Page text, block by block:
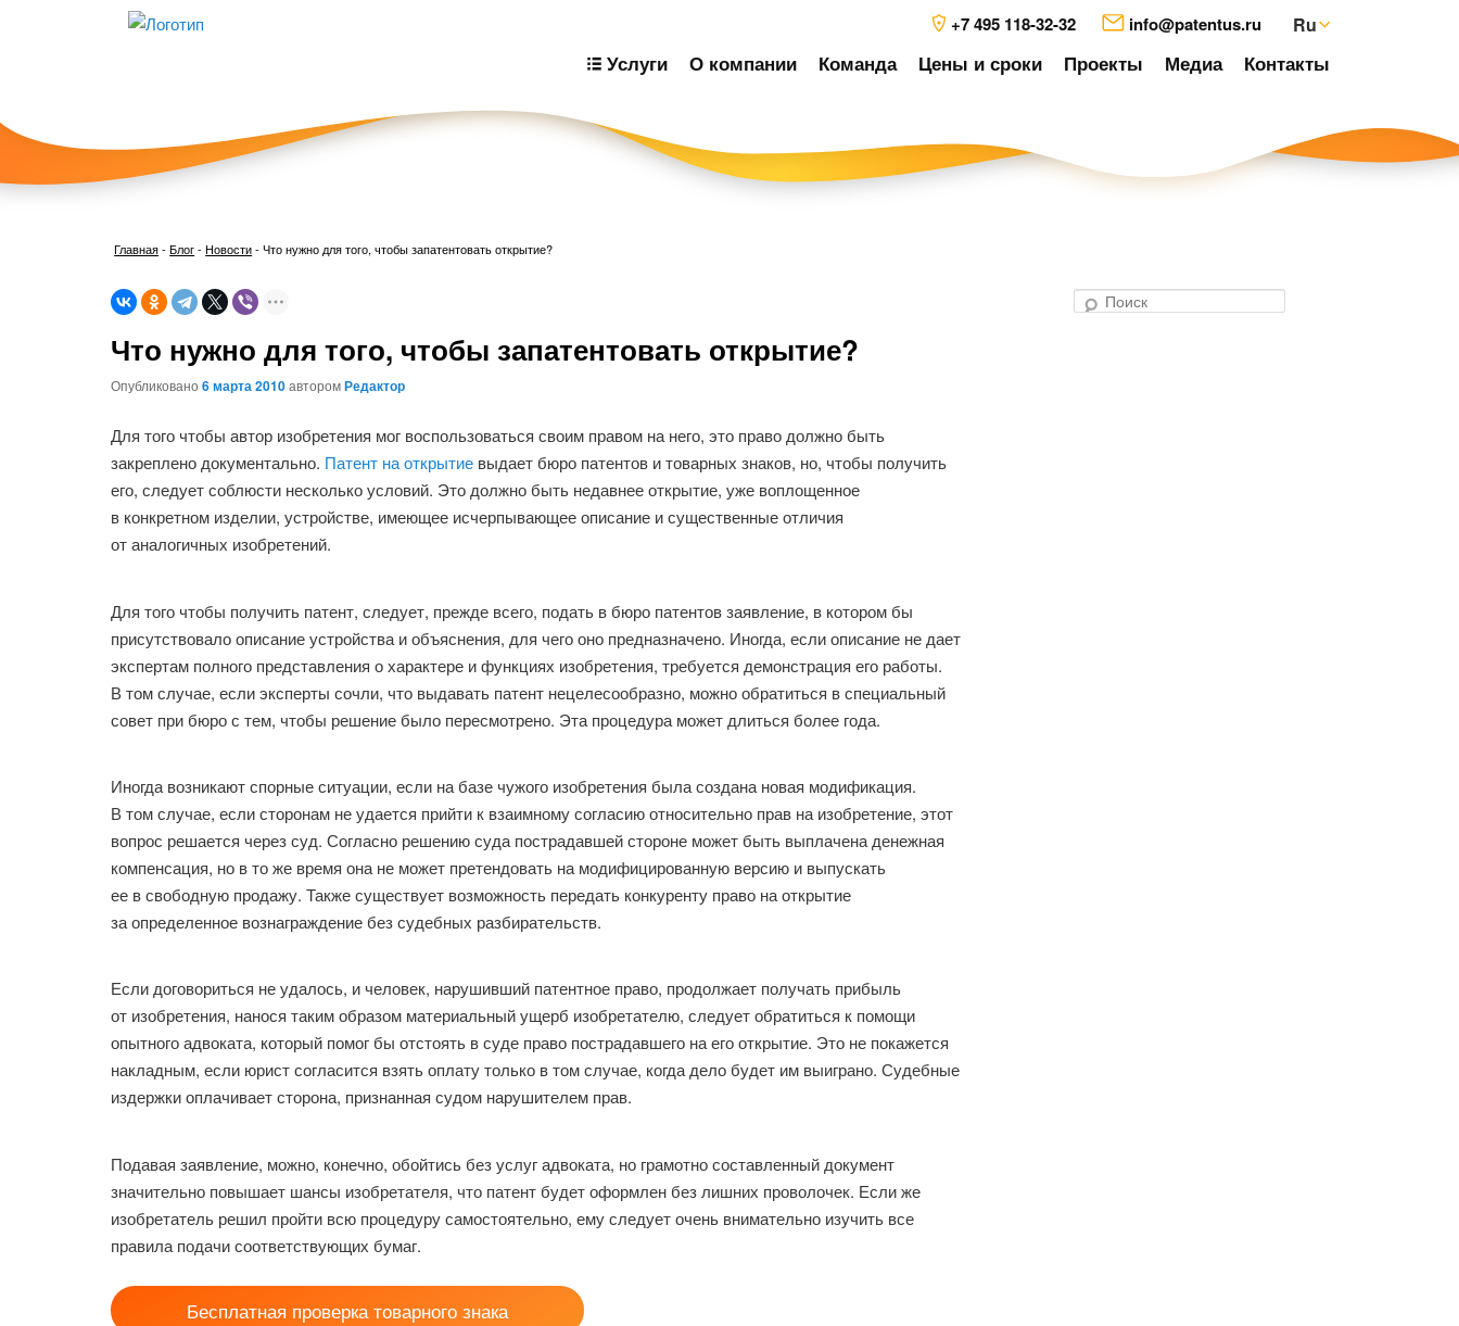
+7 495 118-32-32 info@patentus.ru Ru
Услуги О компании Команда Цены и сроки Проекты Медиа Контакты
Главная-Блог- Новости- Что нужно для того, чтобы запатентовать открытие?
Что нужно для того, чтобы запатентовать открытие?
Опубликовано6 марта 2010авторомРедактор
Для того чтобы автор изобретения мог воспользоваться своим правом на него, это право должно быть
закреплено документально. Патент на открытие выдает бюро патентов и товарных знаков, но, чтобы получить
его, следует соблюсти несколько условий. Это должно быть недавнее открытие, уже воплощенное
в конкретном изделии, устройстве, имеющее исчерпывающее описание и существенные отличия
от аналогичных изобретений.
Для того чтобы получить патент, следует, прежде всего, подать в бюро патентов заявление, в котором бы
присутствовало описание устройства и объяснения, для чего оно предназначено. Иногда, если описание не дает
экспертам полного представления о характере и функциях изобретения, требуется демонстрация его работы.
В том случае, если эксперты сочли, что выдавать патент нецелесообразно, можно обратиться в специальный
совет при бюро с тем, чтобы решение было пересмотрено. Эта процедура может длиться более года.
Иногда возникают спорные ситуации, если на базе чужого изобретения была создана новая модификация.
В том случае, если сторонам не удается прийти к взаимному согласию относительно прав на изобретение, этот
вопрос решается через суд. Согласно решению суда пострадавшей стороне может быть выплачена денежная
компенсация, но в то же время она не может претендовать на модифицированную версию и выпускать
ее в свободную продажу. Также существует возможность передать конкуренту право на открытие
за определенное вознаграждение без судебных разбирательств.
Если договориться не удалось, и человек, нарушивший патентное право, продолжает получать прибыль
от изобретения, нанося таким образом материальный ущерб изобретателю, следует обратиться к помощи
опытного адвоката, который помог бы отстоять в суде право пострадавшего на его открытие. Это не покажется
накладным, если юрист согласится взять оплату только в том случае, когда дело будет им выиграно. Судебные
издержки оплачивает сторона, признанная судом нарушителем прав.
Подавая заявление, можно, конечно, обойтись без услуг адвоката, но грамотно составленный документ
значительно повышает шансы изобретателя, что патент будет оформлен без лишних проволочек. Если же
изобретатель решил пройти всю процедуру самостоятельно, ему следует очень внимательно изучить все
правила подачи соответствующих бумаг.
Бесплатная проверка товарного знака